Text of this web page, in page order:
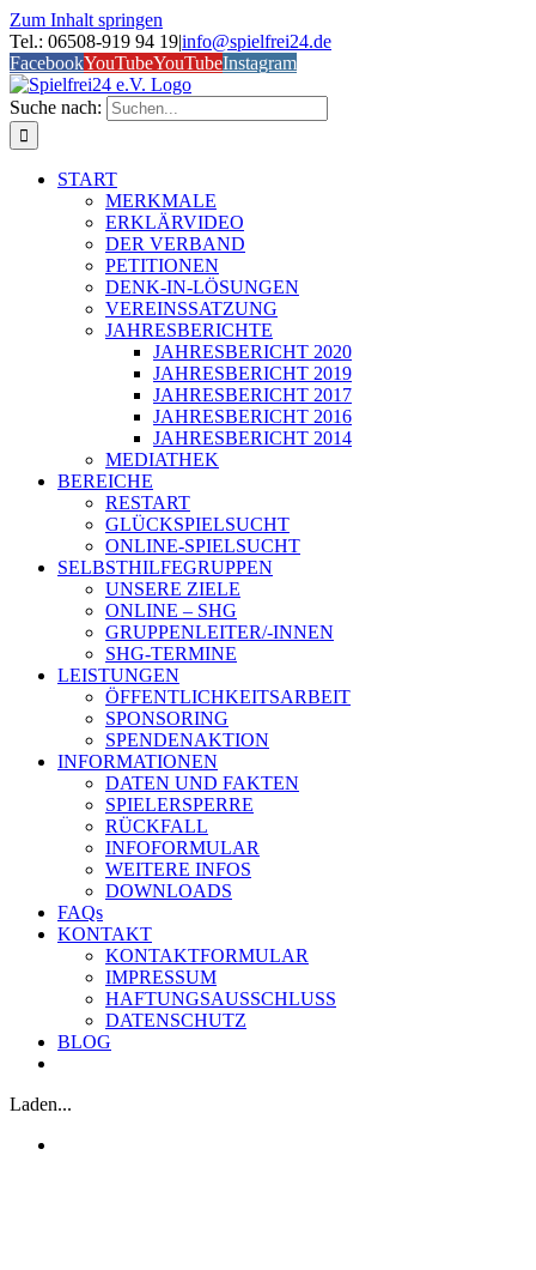
Zum Inhalt springen
Tel.: 06508-919 94 19|info@spielfrei24.de
FacebookYouTubeYouTubeInstagram
Suche nach:
START
MERKMALE
ERKLÄRVIDEO
DER VERBAND
PETITIONEN
DENK-IN-LÖSUNGEN
VEREINSSATZUNG
JAHRESBERICHTE
JAHRESBERICHT 2020
JAHRESBERICHT 2019
JAHRESBERICHT 2017
JAHRESBERICHT 2016
JAHRESBERICHT 2014
MEDIATHEK
BEREICHE
RESTART
GLÜCKSPIELSUCHT
ONLINE-SPIELSUCHT
SELBSTHILFEGRUPPEN
UNSERE ZIELE
ONLINE – SHG
GRUPPENLEITER/-INNEN
SHG-TERMINE
LEISTUNGEN
ÖFFENTLICHKEITSARBEIT
SPONSORING
SPENDENAKTION
INFORMATIONEN
DATEN UND FAKTEN
SPIELERSPERRE
RÜCKFALL
INFOFORMULAR
WEITERE INFOS
DOWNLOADS
FAQs
KONTAKT
KONTAKTFORMULAR
IMPRESSUM
HAFTUNGSAUSSCHLUSS
DATENSCHUTZ
BLOG
Laden...